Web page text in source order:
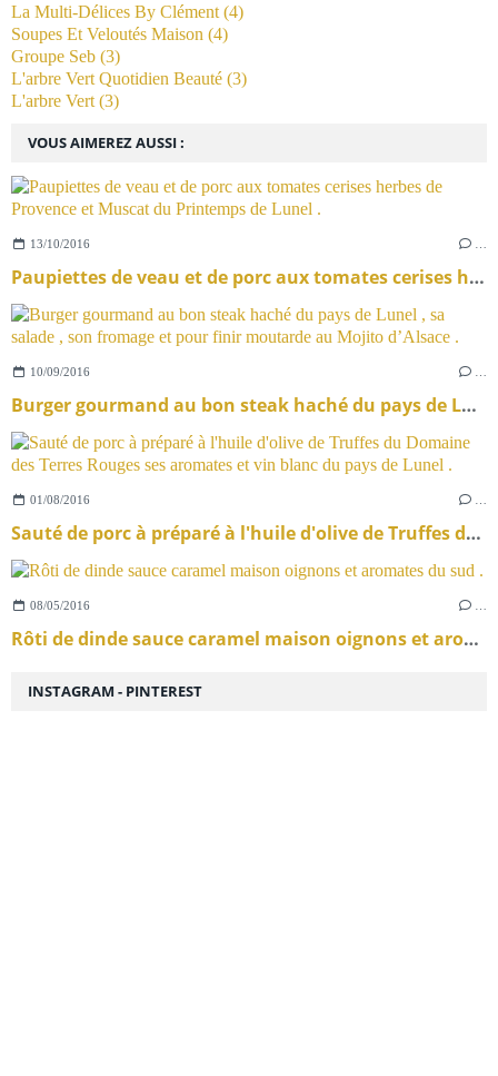
VOUS AIMEREZ AUSSI :
13/10/2016
Paupiettes de veau et de porc aux tomates cerises herbes de Provence et Muscat du Printemps de Lunel .
10/09/2016
Burger gourmand au bon steak haché du pays de Lunel , sa salade , son fromage et pour finir moutarde au Mojito d’Alsace .
01/08/2016
Sauté de porc à préparé à l'huile d'olive de Truffes du Domaine des Terres Rouges ses aromates et vin blanc du pays de Lunel .
08/05/2016
Rôti de dinde sauce caramel maison oignons et aromates du sud .
La Multi-Délices By Clément (4)
Soupes Et Veloutés Maison (4)
Groupe Seb (3)
L'arbre Vert Quotidien Beauté (3)
L'arbre Vert (3)
INSTAGRAM - PINTEREST